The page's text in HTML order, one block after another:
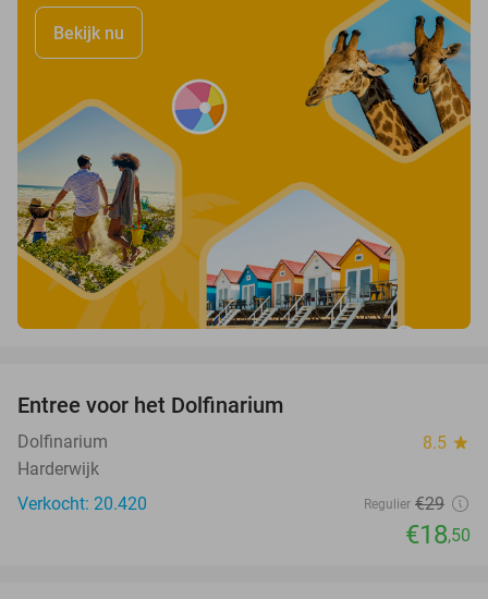
Bekijk nu
Entree voor het Dolfinarium
Dolfinarium 8.5 star
Harderwijk
Verkocht: 20.420
Regulier €29
€18,50